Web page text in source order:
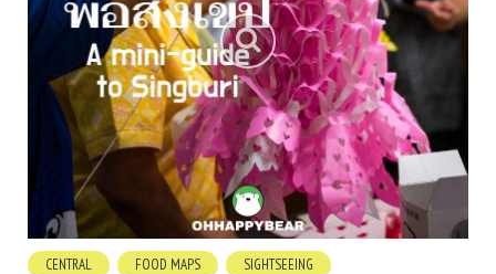
CENTRAL FOOD MAPS
SIGHTSEEING